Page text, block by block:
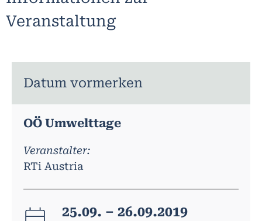
Veranstaltung
Datum vormerken
OÖ Umwelttage
Veranstalter:
RTi Austria
25.09. – 26.09.2019